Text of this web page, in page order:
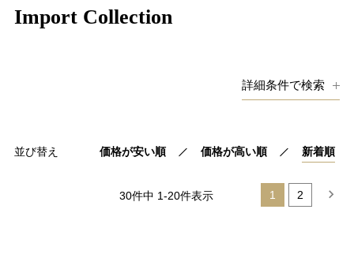
Import Collection
詳細条件で検索
円〜 円
並び替え 価格が安い順 価格が高い順 新着順
30件中 1-20件表示 1 2